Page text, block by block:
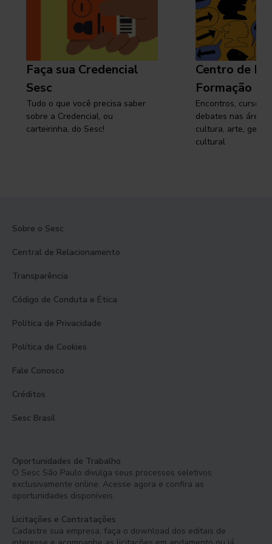
Faça sua Credencial
Sesc
Tudo o que você precisa saber
sobre a Credencial, ou
carteirinha, do Sesc!
Centro de
Formação
Encontros, cursos,
debates nas áreas
cultura, arte,
cultural
Sobre o Sesc
Central de Relacionamento
Transparência
Código de Conduta e Ética
Política de Privacidade
Política de Cookies
Fale Conosco
Créditos
Sesc Brasil
Oportunidades de Trabalho
O Sesc São Paulo divulga seus processos seletivos
exclusivamente online. Acesse agora e confira as
oportunidades disponíveis.
Licitações e Contratações
Cadastre sua empresa, faça o download dos editais de